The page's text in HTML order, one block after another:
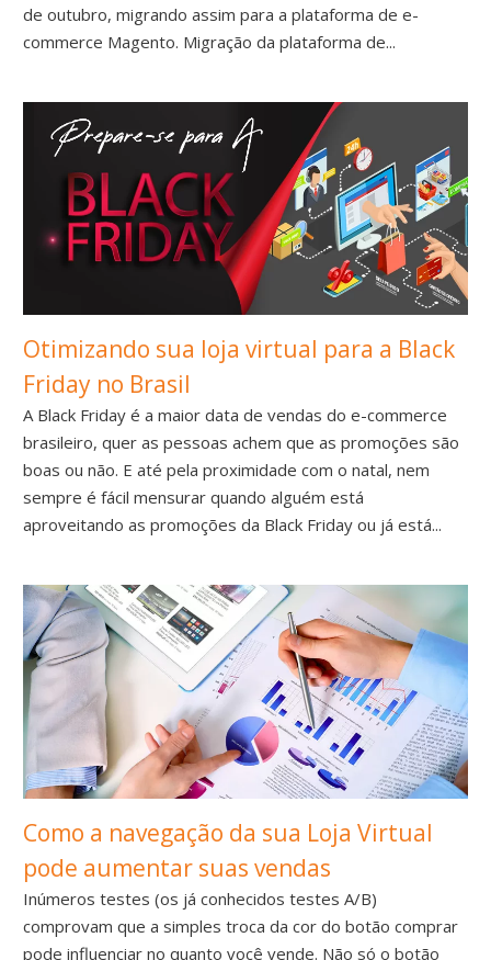
de outubro, migrando assim para a plataforma de e-
commerce Magento. Migração da plataforma de...
Otimizando sua loja virtual para a Black
Friday no Brasil
A Black Friday é a maior data de vendas do e-commerce
brasileiro, quer as pessoas achem que as promoções são
boas ou não. E até pela proximidade com o natal, nem
sempre é fácil mensurar quando alguém está
aproveitando as promoções da Black Friday ou já está...
Como a navegação da sua Loja Virtual
pode aumentar suas vendas
Inúmeros testes (os já conhecidos testes A/B)
comprovam que a simples troca da cor do botão comprar
pode influenciar no quanto você vende. Não só o botão